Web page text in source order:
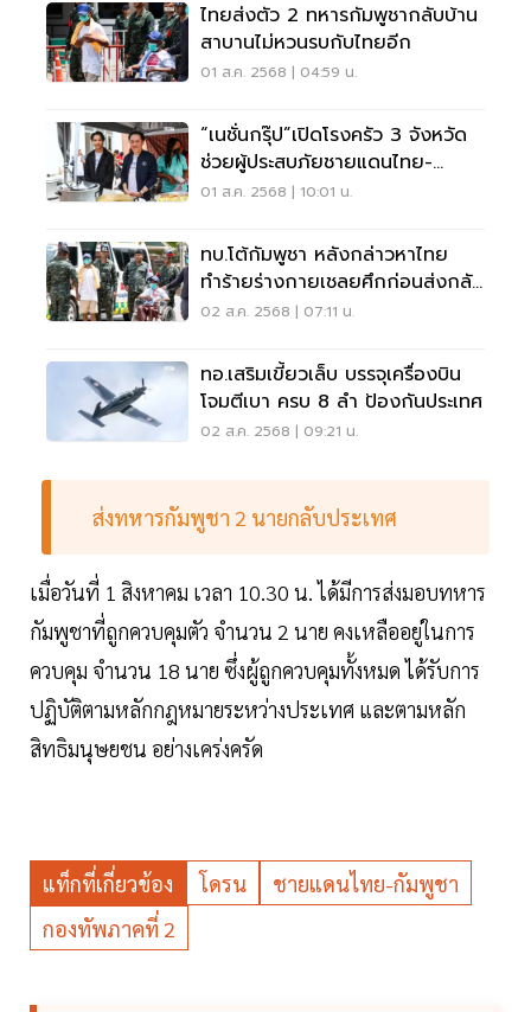
ไทยส่งตัว 2 ทหารกัมพูชากลับบ้าน
สาบานไม่หวนรบกับไทยอีก
01 ส.ค. 2568 | 04:59 น.
“เนชั่นกรุ๊ป”เปิดโรงครัว 3 จังหวัด
ช่วยผู้ประสบภัยชายแดนไทย-
กัมพูชา
01 ส.ค. 2568 | 10:01 น.
ทบ.โต้กัมพูชา หลังกล่าวหาไทย
ทำร้ายร่างกายเชลยศึกก่อนส่งกลับ
ประเทศ
02 ส.ค. 2568 | 07:11 น.
ทอ.เสริมเขี้ยวเล็บ บรรจุเครื่องบิน
โจมตีเบา ครบ 8 ลำ ป้องกันประเทศ
02 ส.ค. 2568 | 09:21 น.
ส่งทหารกัมพูชา 2 นายกลับประเทศ
เมื่อวันที่ 1 สิงหาคม เวลา 10.30 น. ได้มีการส่งมอบทหาร
กัมพูชาที่ถูกควบคุมตัว จำนวน 2 นาย คงเหลืออยู่ในการ
ควบคุม จำนวน 18 นาย ซึ่งผู้ถูกควบคุมทั้งหมด ได้รับการ
ปฏิบัติตามหลักกฎหมายระหว่างประเทศ และตามหลัก
สิทธิมนุษยชน อย่างเคร่งครัด
แท็กที่เกี่ยวข้อง โดรน
ชายแดนไทย-กัมพูชา
กองทัพภาคที่ 2